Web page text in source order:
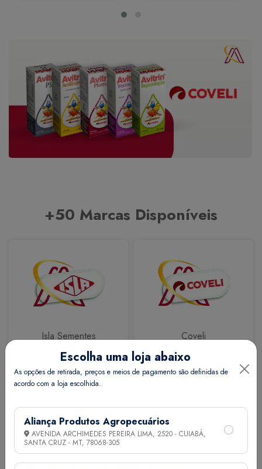
+50 Marcas Disponíveis
Isla Sementes Coveli
Calbos M7
Escolha uma loja abaixo
As opções de retirada, preços e meios de pagamento são definidas de
acordo com a loja escolhida.
Aliança Produtos Agropecuários
AVENIDA ARCHIMEDES PEREIRA LIMA, 2520 - CUIABÁ,
SANTA CRUZ - MT, 78068-305